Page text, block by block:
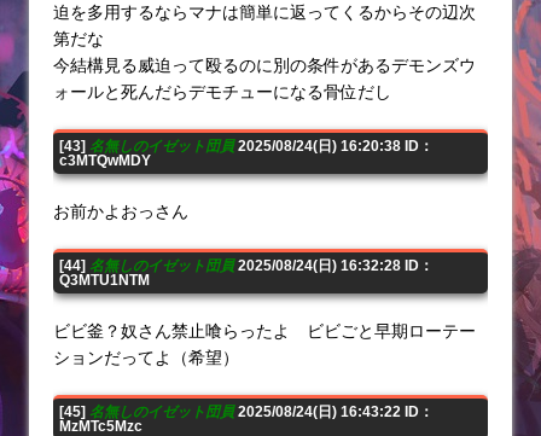
迫を多用するならマナは簡単に返ってくるからその辺次
第だな
今結構見る威迫って殴るのに別の条件があるデモンズウ
ォールと死んだらデモチューになる骨位だし
[43] 名無しのイゼット団員2025/08/24(日) 16:20:38 ID：
c3MTQwMDY
お前かよおっさん
[44] 名無しのイゼット団員2025/08/24(日) 16:32:28 ID：
Q3MTU1NTM
ビビ釜？奴さん禁止喰らったよ ビビごと早期ローテー
ションだってよ（希望）
[45] 名無しのイゼット団員2025/08/24(日) 16:43:22 ID：
MzMTc5Mzc